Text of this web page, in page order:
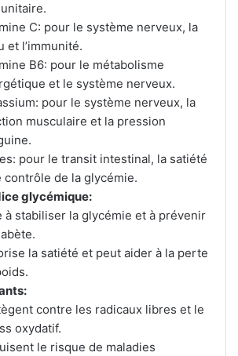
C: pour le système nerveux, la
et l’immunité.
B6: pour le métabolisme
et le système nerveux.
pour le système nerveux, la
musculaire et la pression
pour le transit intestinal, la satiété
contrôle de la glycémie.
glycémique:
à stabiliser la glycémie et à prévenir
la satiété et peut aider à la perte
contre les radicaux libres et le
oxydatif.
le risque de maladies